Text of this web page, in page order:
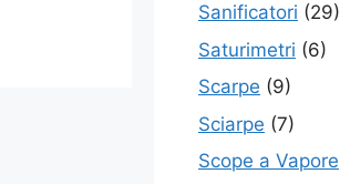
Sanificatori (29)
Saturimetri (6)
Scarpe (9)
Sciarpe (7)
Scope a Vapore